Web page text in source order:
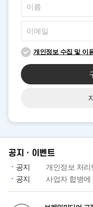
개인정보 수집 및 이
공지ㆍ이벤트
공지
개인정보 처리
공지
사업자 합병에 따